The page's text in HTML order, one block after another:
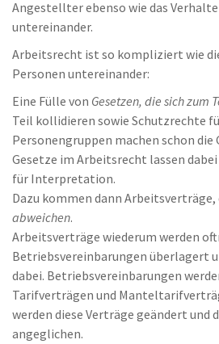
Angestellter ebenso wie das
untereinander.
Arbeitsrecht ist so kompliziert wie
Personen untereinander:
Eine Fülle von Gesetzen, die sich zum
Teil kollidieren sowie Schutzrechte
Personengruppen machen schon die
Gesetze im Arbeitsrecht lassen
für Interpretation.
Dazu kommen dann Arbeitsverträge,
abweichen.
Arbeitsverträge wiederum werden
Betriebsvereinbarungen überlagert
dabei. Betriebsvereinbarungen
Tarifverträgen und
werden diese Verträge geändert und
angeglichen.